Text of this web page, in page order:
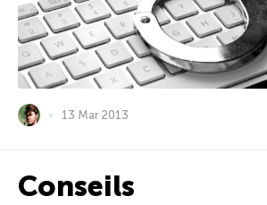
13 Mar 2013
Conseils